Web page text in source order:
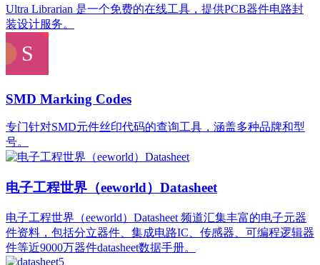
Ultra Librarian 是一个免费的在线工具，提供PCB器件电路封
装设计服务。
SMD Marking Codes
专门针对SMD元件丝印代码的查询工具，涵盖多种品牌和型
号。
电子工程世界（eeworld）Datasheet
电子工程世界（eeworld）Datasheet 频道汇集丰富的电子元器
件资料，包括分立器件、集成电路IC、传感器、可编程逻辑器
件等近9000万器件datasheet数据手册。